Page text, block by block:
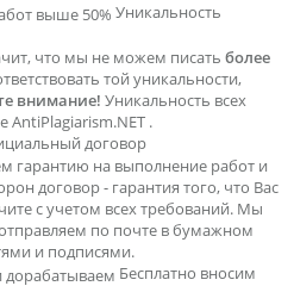
Уникальность
что мы не можем писать более
той уникальности,
внимание! Уникальность всех
.
договор
гарантию на выполнение работ и
договор - гарантия того, что Вас
с учетом всех требований. Мы
по почте в бумажном
и подписями.
Бесплатно вносим